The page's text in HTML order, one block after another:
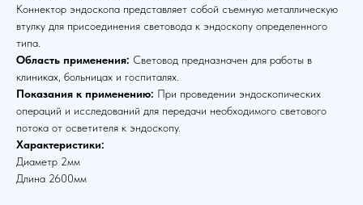
Коннектор эндоскопа представляет собой съемную металлическую
втулку для присоединения световода к эндоскопу определенного
типа.
Область применения: Световод предназначен для работы в
клиниках, больницах и госпиталях.
Показания к применению: При проведении эндоскопических
операций и исследований для передачи необходимого светового
потока от осветителя к эндоскопу.
Характеристики:
Диаметр 2мм
Длина 2600мм